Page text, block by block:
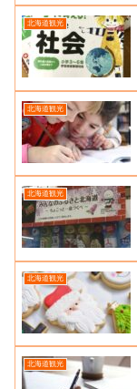
北海道観光
北海道観光
北海道観光
北海道観光
北海道観光